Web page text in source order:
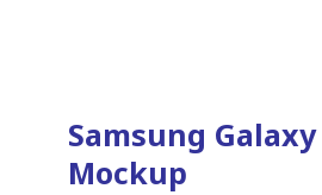
Samsung
Mockup